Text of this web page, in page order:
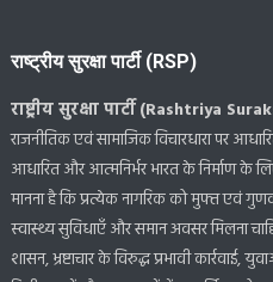
राष्ट्रीय सुरक्षा पार्टी (RSP)
राष्ट्रीय सुरक्षा पार्टी (Rashtriya
राजनीतिक एवं सामाजिक विचारधारा पर
आधारित और आत्मनिर्भर भारत के निर्माण के
मानना है कि प्रत्येक नागरिक को मुफ्त एवं
स्वास्थ्य सुविधाएँ और समान अवसर मिलना
शासन, भ्रष्टाचार के विरुद्ध प्रभावी